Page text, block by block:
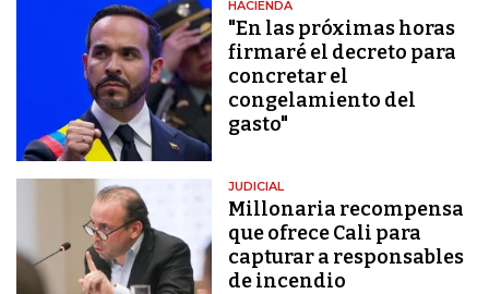
HACIENDA
"En las próximas horas
firmaré el decreto para
concretar el
congelamiento del
gasto"
JUDICIAL
Millonaria recompensa
que ofrece Cali para
capturar a responsables
de incendio